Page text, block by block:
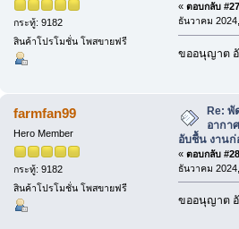
กระทู้: 9182
สินค้าโปรโมชั่น โพสขายฟรี
« ตอบกลับ
ธันวาคม
ขออนุญาต
farmfan99
Hero Member
กระทู้: 9182
สินค้าโปรโมชั่น โพสขายฟรี
Re: พั
อากา
อับชื้น งานก่
« ตอบกลับ
ธันวาคม
ขออนุญาต